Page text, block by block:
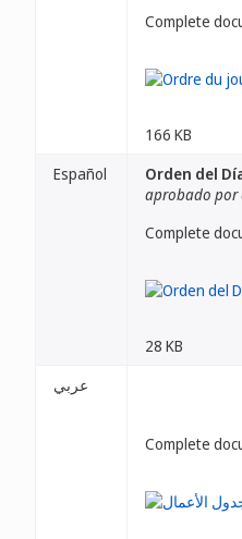
Complete
166 KB
Español
Orden del
aprobado por
Complete
28 KB
عربي
Complete